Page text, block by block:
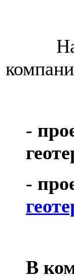
Наша
-
-
В